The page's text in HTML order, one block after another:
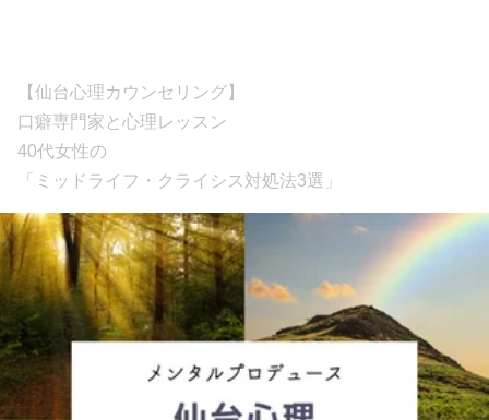
【仙台心理カウンセリング】
口癖専門家と心理レッスン
40代女性の
「ミッドライフ・クライシス対処法3選」